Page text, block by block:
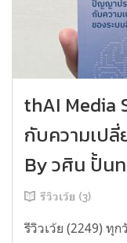
thAI Media
กับความเป
By วศิน ปั้น
รีวิวเว้ย (3)
รีวิวเว้ย (2249) ทุ